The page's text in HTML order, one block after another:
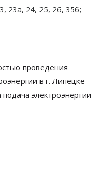
23а, 24, 25, 26, 35б;
проведения
в г. Липецке
электроэнергии